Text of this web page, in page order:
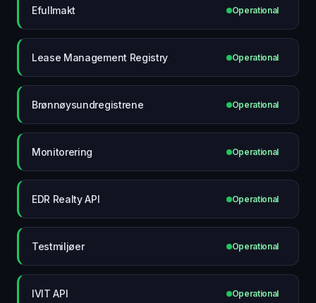
Efullmakt Operational
Lease Management Registry Operational
Brønnøysundregistrene Operational
Monitorering Operational
EDR Realty API Operational
Testmiljøer Operational
IVIT API Operational